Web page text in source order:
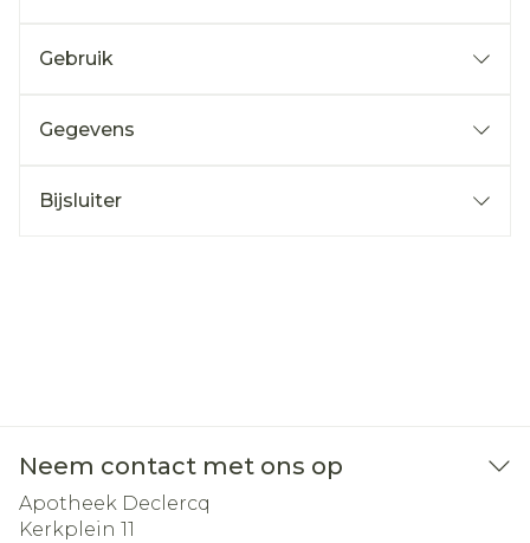
Gebruik
Gegevens
Bijsluiter
Neem contact met ons op
Apotheek Declercq
Kerkplein 11